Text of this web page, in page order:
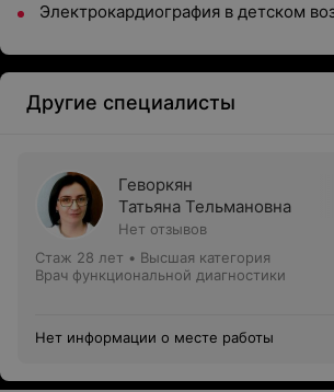
Электрокардиография в детском
Другие специалисты
Геворкян
Татьяна Тельмановна
Нет отзывов
Стаж 28 лет • Высшая категория
Врач функциональной диагностики
Нет информации о месте работы